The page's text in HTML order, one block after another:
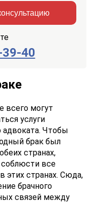
40
всего могут
услуги
адвоката. Чтобы
брак был
странах,
соблюсти все
этих странах. Сюда,
брачного
связей между